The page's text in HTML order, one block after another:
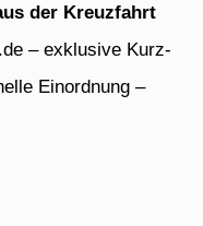
der Kreuzfahrt
– exklusive Kurz-
Einordnung –